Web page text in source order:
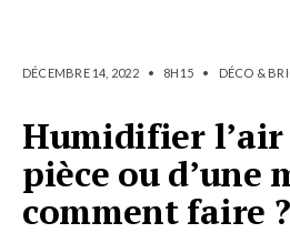
DÉCEMBRE 14, 2022 • 8H15 • DÉCO &
Humidifier l’air
pièce ou d’une
comment faire ?